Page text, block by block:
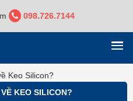
098.726.7144
Keo Silicon?
KEO SILICON?